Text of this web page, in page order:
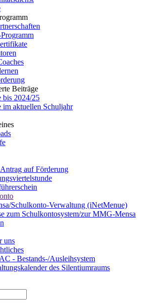
Beiträge
bis 2024/25
im aktuellen Schuljahr
auf Förderung
Schulkonto-Verwaltung (iNetMenue)
zum Schulkontosystem/zur MMG-Mensa
uns
- Bestands-/Ausleihsystem
des Silentiumraums